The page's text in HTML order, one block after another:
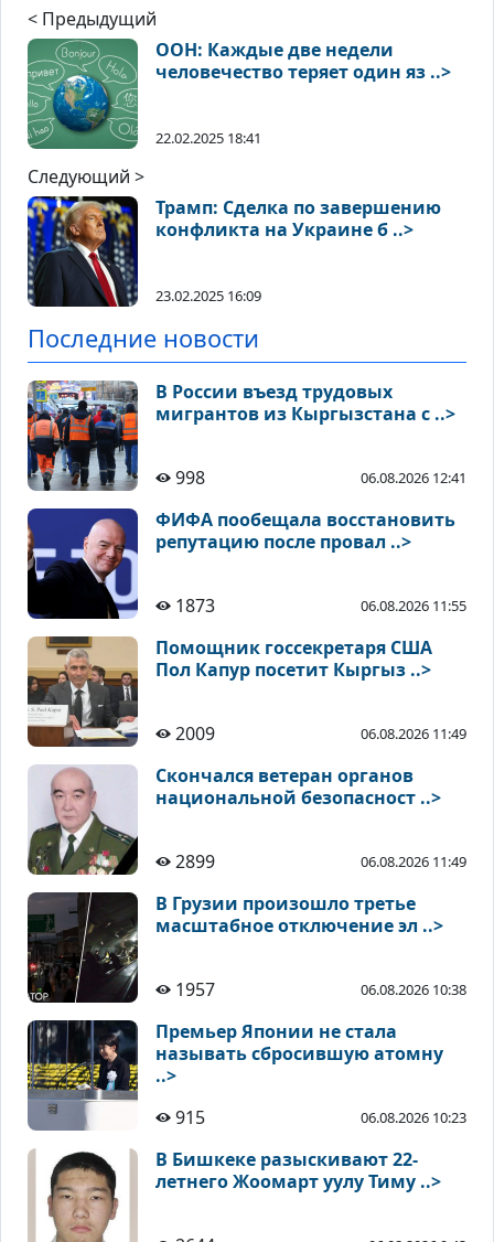
< Предыдущий
ООН: Каждые две недели
человечество теряет один яз ..>
22.02.2025 18:41
Следующий >
Трамп: Сделка по завершению
конфликта на Украине б ..>
23.02.2025 16:09
Последние новости
В России въезд трудовых
мигрантов из Кыргызстана с ..>
998 06.08.2026 12:41
ФИФА пообещала восстановить
репутацию после провал ..>
1873 06.08.2026 11:55
Помощник госсекретаря США
Пол Капур посетит Кыргыз ..>
2009 06.08.2026 11:49
Скончался ветеран органов
национальной безопасност ..>
2899 06.08.2026 11:49
В Грузии произошло третье
масштабное отключение эл ..>
1957 06.08.2026 10:38
Премьер Японии не стала
называть сбросившую атомну
..>
915
06.08.2026 10:23
В Бишкеке разыскивают 22-
летнего Жоомарт уулу Тиму ..>